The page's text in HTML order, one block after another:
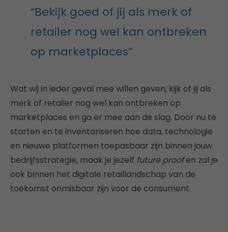
“Bekijk goed of jij als merk of
retailer nog wel kan ontbreken
op marketplaces”
Wat wij in ieder geval mee willen geven; kijk of jij als
merk of retailer nog wel kan ontbreken op
marketplaces en ga er mee aan de slag. Door nu te
starten en te inventariseren hoe data, technologie
en nieuwe platformen toepasbaar zijn binnen jouw
bedrijfsstrategie, maak je jezelf future proofen zal je
ook binnen het digitale retaillandschap van de
toekomst onmisbaar zijn voor de consument.